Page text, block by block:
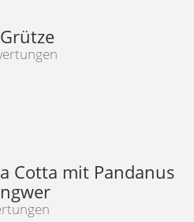
Cotta mit Pandanus